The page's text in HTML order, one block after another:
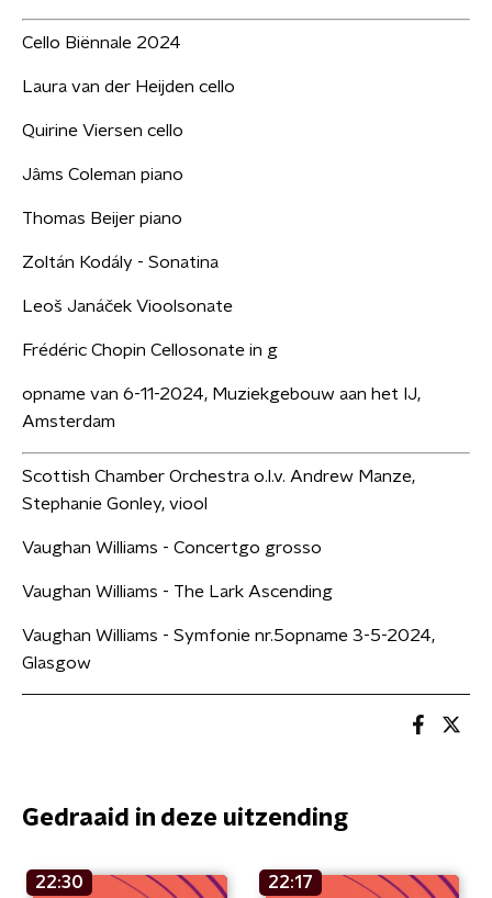
Cello Biënnale 2024
Laura van der Heijden cello
Quirine Viersen cello
Jâms Coleman piano
Thomas Beijer piano
Zoltán Kodály - Sonatina
Leoš Janáček Vioolsonate
Frédéric Chopin Cellosonate in g
opname van 6-11-2024, Muziekgebouw aan het IJ,
Amsterdam
Scottish Chamber Orchestra o.l.v. Andrew Manze,
Stephanie Gonley, viool
Vaughan Williams - Concertgo grosso
Vaughan Williams - The Lark Ascending
Vaughan Williams - Symfonie nr.5opname 3-5-2024,
Glasgow
Gedraaid in deze uitzending
22:30 22:17